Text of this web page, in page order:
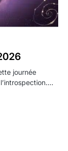
journée